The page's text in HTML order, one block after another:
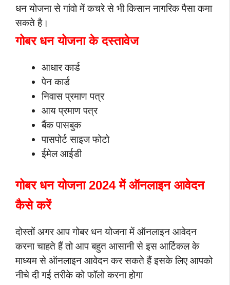
धन योजना से गांवो में कचरे से भी किसान नागरिक पैसा कमा
सकते है।
गोबर धन योजना के दस्तावेज
आधार कार्ड
पेन कार्ड
निवास प्रमाण पत्र
आय प्रमाण पत्र
बैंक पासबुक
पासपोर्ट साइज फोटो
ईमेल आईडी
गोबर धन योजना 2024 में ऑनलाइन आवेदन
कैसे करें
दोस्तों अगर आप गोबर धन योजना में ऑनलाइन आवेदन
करना चाहते हैं तो आप बहुत आसानी से इस आर्टिकल के
माध्यम से ऑनलाइन आवेदन कर सकते हैं इसके लिए आपको
नीचे दी गई तरीके को फॉलो करना होगा